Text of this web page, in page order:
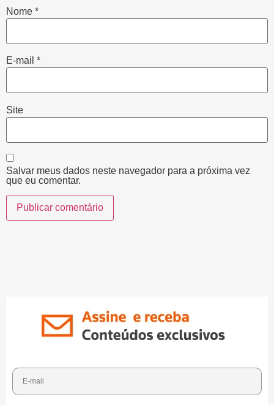
Nome *
E-mail *
Site
Salvar meus dados neste navegador para a próxima vez
que eu comentar.